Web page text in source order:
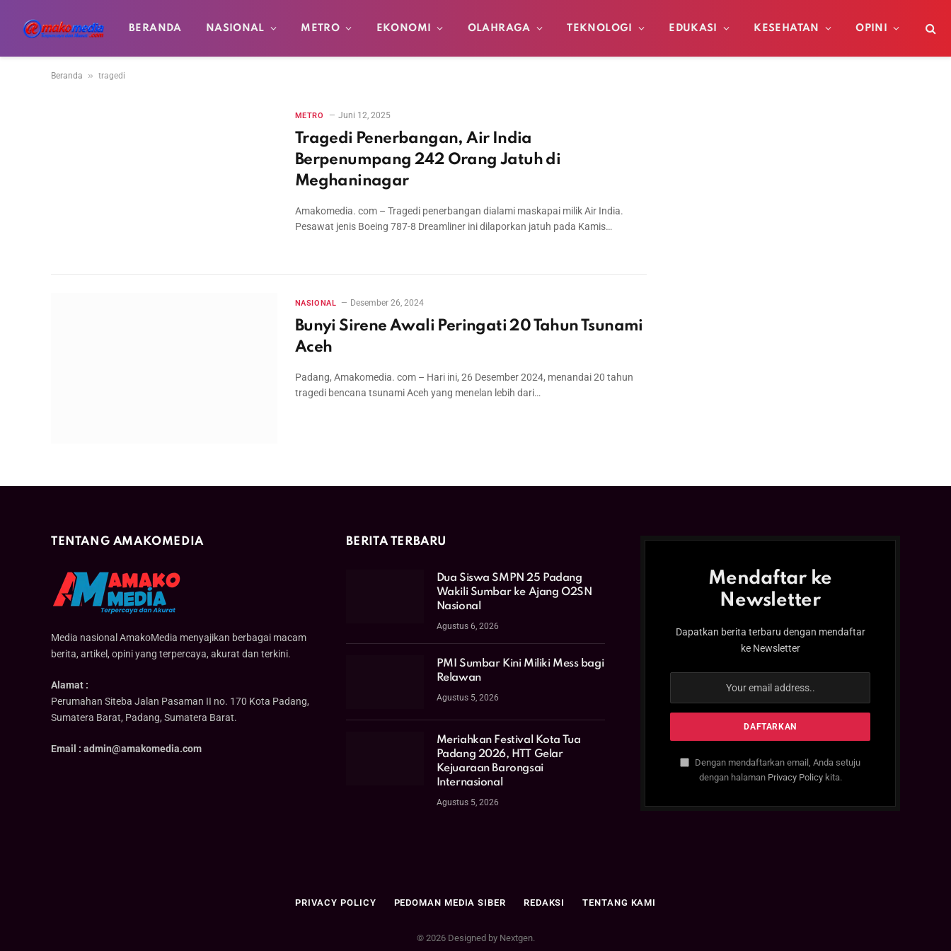
BERANDA NASIONAL METRO EKONOMI OLAHRAGA TEKNOLOGI EDUKASI KESEHATAN OPINI
Beranda » tragedi
METRO Juni 12, 2025
Tragedi Penerbangan, Air India
Berpenumpang 242 Orang Jatuh di
Meghaninagar
Amakomedia. com – Tragedi penerbangan dialami maskapai milik Air India.
Pesawat jenis Boeing 787-8 Dreamliner ini dilaporkan jatuh pada Kamis…
NASIONAL Desember 26, 2024
Bunyi Sirene Awali Peringati 20 Tahun Tsunami
Aceh
Padang, Amakomedia. com – Hari ini, 26 Desember 2024, menandai 20 tahun
tragedi bencana tsunami Aceh yang menelan lebih dari…
TENTANG AMAKOMEDIA
Media nasional AmakoMedia menyajikan berbagai macam
berita, artikel, opini yang terpercaya, akurat dan terkini.
Alamat :
Perumahan Siteba Jalan Pasaman II no. 170 Kota Padang,
Sumatera Barat, Padang, Sumatera Barat.
Email : admin@amakomedia.com
BERITA TERBARU
Dua Siswa SMPN 25 Padang
Wakili Sumbar ke Ajang O2SN
Nasional
Agustus 6, 2026
PMI Sumbar Kini Miliki Mess bagi
Relawan
Agustus 5, 2026
Meriahkan Festival Kota Tua
Padang 2026, HTT Gelar
Kejuaraan Barongsai
Internasional
Agustus 5, 2026
Mendaftar ke
Newsletter
Dapatkan berita terbaru dengan mendaftar
ke Newsletter
Dengan mendaftarkan email, Anda setuju
dengan halaman Privacy Policykita.
PRIVACY POLICY PEDOMAN MEDIA SIBER REDAKSI TENTANG KAMI
© 2026 Designed by Nextgen.